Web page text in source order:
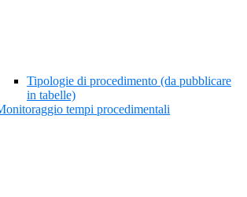
Tipologie di procedimento (da pubblicare
in tabelle)
tempi procedimentali